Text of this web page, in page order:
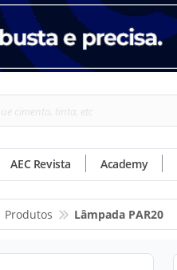
AEC Revista Academy
Produtos Lâmpada PAR20